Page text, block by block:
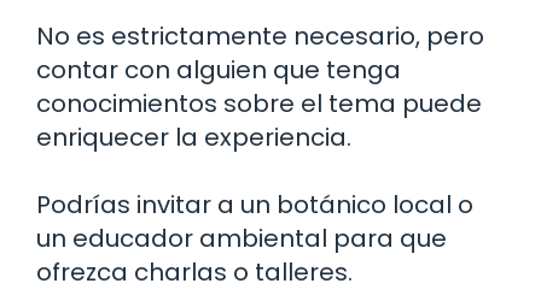
No es estrictamente necesario, pero
contar con alguien que tenga
conocimientos sobre el tema puede
enriquecer la experiencia.
Podrías invitar a un botánico local o
un educador ambiental para que
ofrezca charlas o talleres.